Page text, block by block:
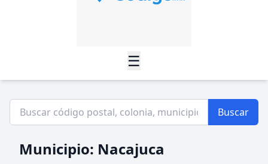
☰
Buscar
Municipio: Nacajuca